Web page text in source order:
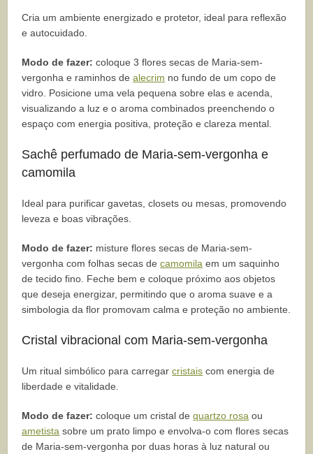
Cria um ambiente energizado e protetor, ideal para reflexão
e autocuidado.
Modo de fazer: coloque 3 flores secas de Maria-sem-
vergonha e raminhos dealecrim no fundo de um copo de
vidro. Posicione uma vela pequena sobre elas e acenda,
visualizando a luz e o aroma combinados preenchendo o
espaço com energia positiva, proteção e clareza mental.
Sachê perfumado de Maria-sem-vergonha e
camomila
Ideal para purificar gavetas, closets ou mesas, promovendo
leveza e boas vibrações.
Modo de fazer: misture flores secas de Maria-sem-
vergonha com folhas secas decamomila em um saquinho
de tecido fino. Feche bem e coloque próximo aos objetos
que deseja energizar, permitindo que o aroma suave e a
simbologia da flor promovam calma e proteção no ambiente.
Cristal vibracional com Maria-sem-vergonha
Um ritual simbólico para carregarcristais com energia de
liberdade e vitalidade.
Modo de fazer: coloque um cristal dequartzo rosa ou
ametista sobre um prato limpo e envolva-o com flores secas
de Maria-sem-vergonha por duas horas à luz natural ou